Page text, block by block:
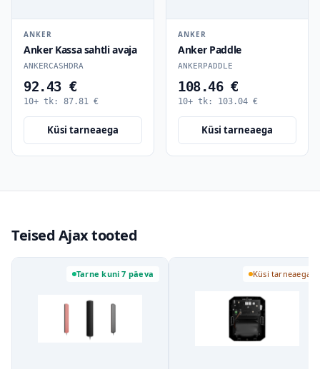
ANKER
Anker Kassa sahtli avaja
ANKERCASHDRA
92.43 €
10+ tk: 87.81 €
Küsi tarneaega
ANKER
Anker Paddle
ANKERPADDLE
108.46 €
10+ tk: 103.04 €
Küsi tarneaega
Teised Ajax tooted
Tarne kuni 7 päeva Küsi tarneaega